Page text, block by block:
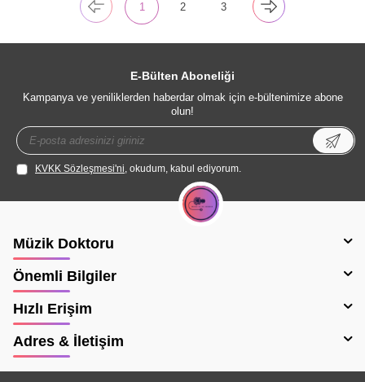
1 2 3
E-Bülten Aboneliği
Kampanya ve yeniliklerden haberdar olmak için e-bültenimize abone
olun!
KVKK Sözleşmesi'ni, okudum, kabul ediyorum.
Müzik Doktoru
Önemli Bilgiler
Hızlı Erişim
Adres & İletişim